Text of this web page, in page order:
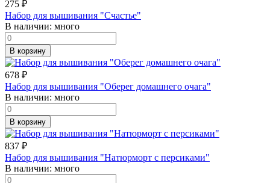
275 ₽
Набор для вышивания "Счастье"
В наличии: много
В корзину
678 ₽
Набор для вышивания "Оберег домашнего очага"
В наличии: много
В корзину
837 ₽
Набор для вышивания "Натюрморт с персиками"
В наличии: много